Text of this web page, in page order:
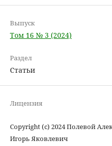
Выпуск
Том 16 № 3 (2024)
Раздел
Статьи
Лицензия
Copyright (c) 2024 Полевой
Игорь Яковлевич